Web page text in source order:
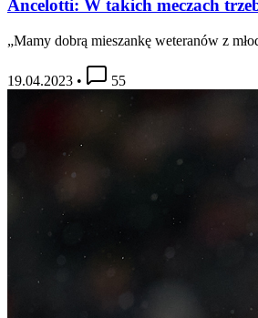
Ancelotti: W takich meczach
„Mamy dobrą mieszankę weteranów z
19.04.2023 • 55